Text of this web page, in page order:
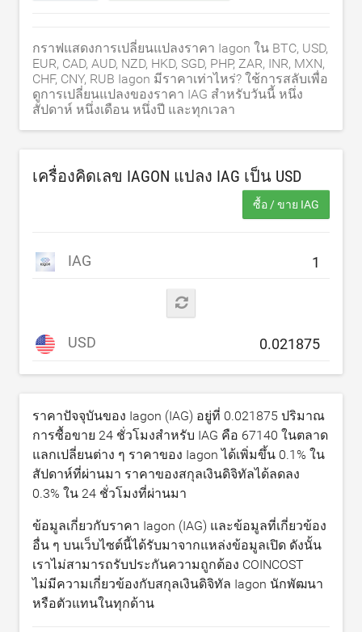
กราฟแสดงการเปลี่ยนแปลงราคา Iagon ใน BTC, USD,
EUR, CAD, AUD, NZD, HKD, SGD, PHP, ZAR, INR, MXN,
CHF, CNY, RUB Iagon มีราคาเท่าไหร่? ใช้การสลับเพื่อ
ดูการเปลี่ยนแปลงของราคา IAG สำหรับวันนี้ หนึ่ง
สัปดาห์ หนึ่งเดือน หนึ่งปี และทุกเวลา
เครื่องคิดเลข IAGON แปลง IAG เป็น USD
ซื้อ / ขาย IAG
IAG
USD
ราคาปัจจุบันของ Iagon (IAG) อยู่ที่ 0.021875 ปริมาณ
การซื้อขาย 24 ชั่วโมงสำหรับ IAG คือ 67140 ในตลาด
แลกเปลี่ยนต่าง ๆ ราคาของ Iagon ได้เพิ่มขึ้น 0.1% ใน
สัปดาห์ที่ผ่านมา ราคาของสกุลเงินดิจิทัลได้ลดลง
0.3% ใน 24 ชั่วโมงที่ผ่านมา
ข้อมูลเกี่ยวกับราคา Iagon (IAG) และข้อมูลที่เกี่ยวข้อง
อื่น ๆ บนเว็บไซต์นี้ได้รับมาจากแหล่งข้อมูลเปิด ดังนั้น
เราไม่สามารถรับประกันความถูกต้อง COINCOST
ไม่มีความเกี่ยวข้องกับสกุลเงินดิจิทัล Iagon นักพัฒนา
หรือตัวแทนในทุกด้าน